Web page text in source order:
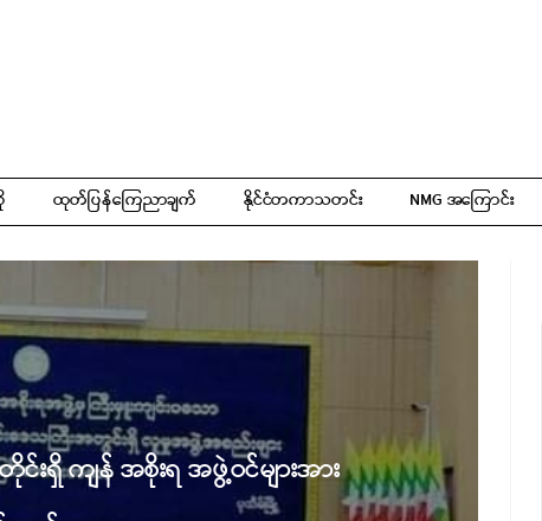
ထုတ်ပြန်ကြေညာချက် နိုင်ငံတကာသတင်း NMG အကြောင်း
းရှိ ကျန် အစိုးရ အဖွဲ့ဝင်များအား